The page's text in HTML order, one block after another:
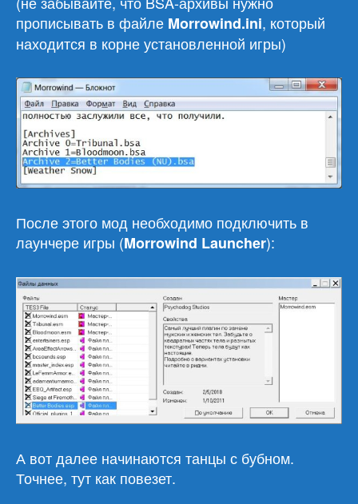
прописывать в файле Morrowind.ini, который
находится в корне установленной игры)
После этого мод необходимо подключить в
лаунчере игры (Morrowind Launcher):
А вот далее начинаются танцы с бубном.
Точнее, тут как повезет.